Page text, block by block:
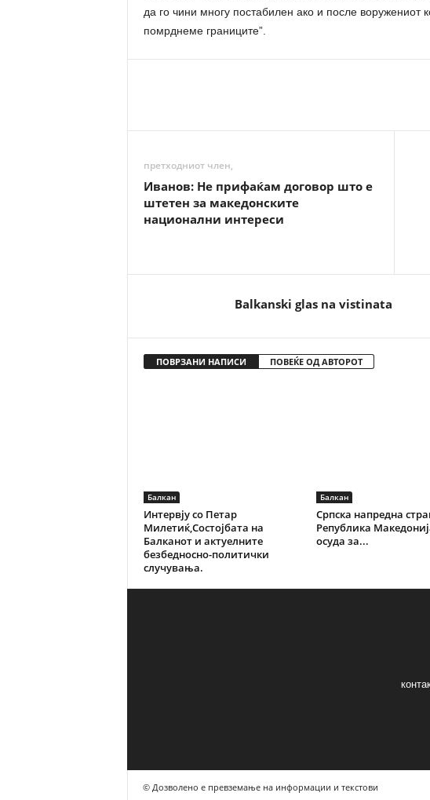
да го чини многу постабилен ако и после воружениот
помрднеме границите”.
претходниот член,
Иванов: Не прифаќам договор што е
штетен за македонските
национални интереси
Balkanski glas na vistinata
ПОВРЗАНИ НАПИСИ ПОВЕЌЕ ОД АВТОРОТ
Балкан
Интервју со Петар
Милетиќ,Состојбата на
Балканот и актуелните
безбедносно-политички
случувања.
Балкан
Српска напредна
Република
осуда за...
© Дозволено е превземање на информации и текстови